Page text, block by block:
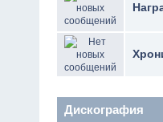
Дискография